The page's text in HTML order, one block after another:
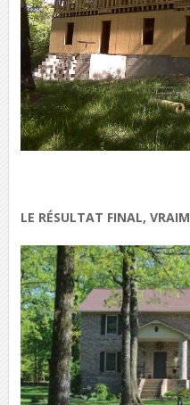
LE RÉSULTAT FINAL,